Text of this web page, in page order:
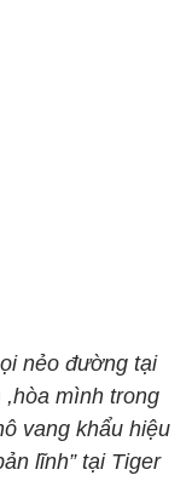
nẻo đường tại
,hòa mình trong
vang khẩu hiệu
lĩnh” tại Tiger